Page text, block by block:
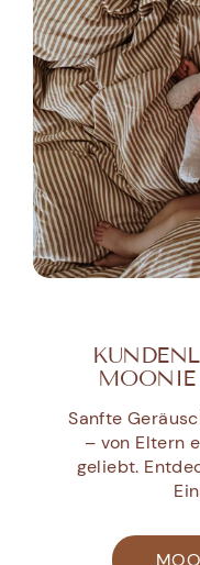
Sanfte
– von Eltern
geliebt.